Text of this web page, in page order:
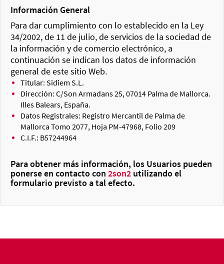
Información General
Para dar cumplimiento con lo establecido en la Ley
34/2002, de 11 de julio, de servicios de la sociedad de
la información y de comercio electrónico, a
continuación se indican los datos de información
general de este sitio Web.
Titular: Sidiem S.L.
Dirección: C/Son Armadans 25, 07014 Palma de Mallorca.
Illes Balears, España.
Datos Registrales: Registro Mercantil de Palma de
Mallorca Tomo 2077, Hoja PM-47968, Folio 209
C.I.F.: B57244964
Para obtener más información, los Usuarios pueden
ponerse en contacto con 2son2 utilizando el
formulario previsto a tal efecto.